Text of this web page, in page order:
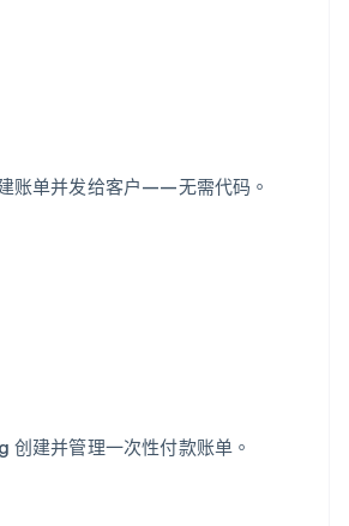
账单并发给客户——无需代码。
建并管理一次性付款账单。